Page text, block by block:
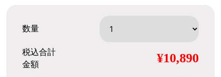
数量
税込合計
金額
¥10,890